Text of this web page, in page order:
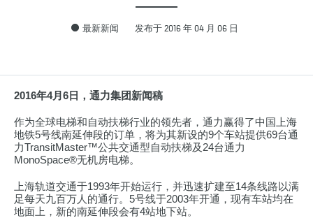
最新新闻 发布于 2016 年 04 月 06 日
2016年4月6日，通力集团新闻稿
作为全球电梯和自动扶梯行业的领先者，通力赢得了中国上海
地铁5号线南延伸段的订单，将为其新设的9个车站提供69台通
力TransitMaster™公共交通型自动扶梯及24台通力
MonoSpace®无机房电梯。
上海轨道交通于1993年开始运行，并迅速扩建至14条线路以满
足每天九百万人的通行。5号线于2003年开通，现有车站均在
地面上，新的南延伸段会有4站地下站。